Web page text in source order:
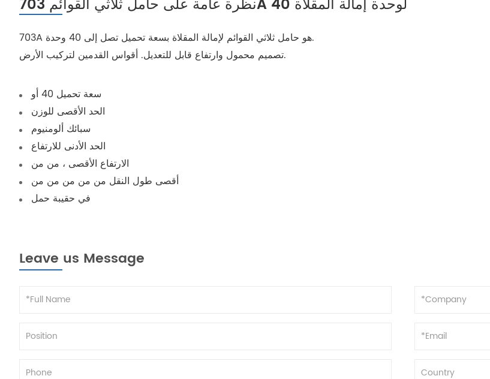
703A هو حامل ثلاثي القوائم لإمالة المقلاة بسعة تحميل تصل إلى 40 وحدة.
تصميم محمول وارتفاع قابل للتعديل. أقواس القدمين لتركيب الأرض.
سعة تحميل 40 أو
الحد الأقصى للوزن
سبائك ألومنيوم
الحد الأدنى للارتفاع
الارتفاع الأقصى ، من من
أقصى طول النقل من من من من من
في حقيبة حمل
Leave us Message